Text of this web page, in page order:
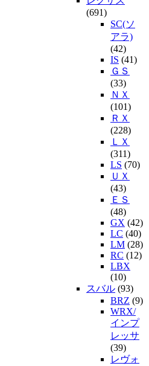
(691)
SC(ソ
アラ)
(42)
IS (41)
ＧＳ
(33)
ＮＸ
(101)
ＲＸ
(228)
ＬＸ
(311)
LS (70)
ＵＸ
(43)
ＥＳ
(48)
GX (42)
LC (40)
LM (28)
RC (12)
LBX
(10)
スバル (93)
BRZ (9)
WRX/
インプ
レッサ
(39)
レヴォ